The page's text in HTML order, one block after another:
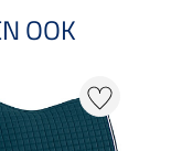
OOK